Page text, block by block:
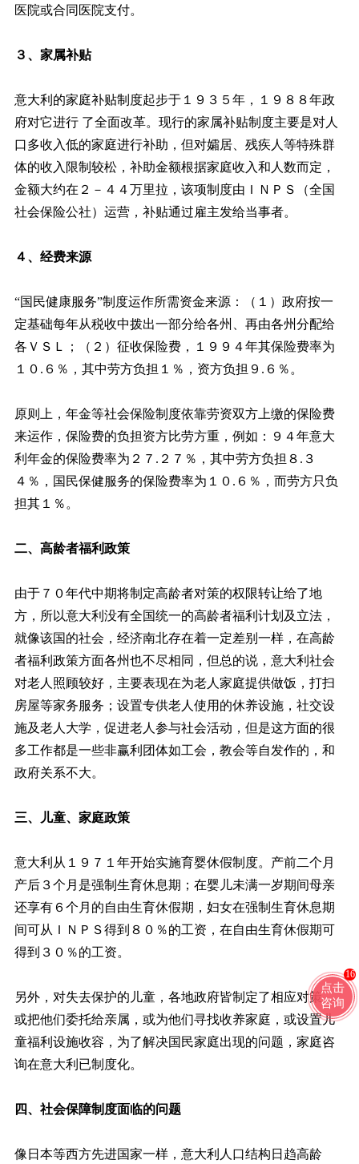
医院或合同医院支付。
３、家属补贴
意大利的家庭补贴制度起步于１９３５年，１９８８年政
府对它进行 了全面改革。现行的家属补贴制度主要是对人
口多收入低的家庭进行补助，但对孀居、残疾人等特殊群
体的收入限制较松，补助金额根据家庭收入和人数而定，
金额大约在２－４４万里拉，该项制度由ＩＮＰＳ（全国
社会保险公社）运营，补贴通过雇主发给当事者。
４、经费来源
“国民健康服务”制度运作所需资金来源：（１）政府按一
定基础每年从税收中拨出一部分给各州、再由各州分配给
各ＶＳＬ；（２）征收保险费，１９９４年其保险费率为
１０.６％，其中劳方负担１％，资方负担９.６％。
原则上，年金等社会保险制度依靠劳资双方上缴的保险费
来运作，保险费的负担资方比劳方重，例如：９４年意大
利年金的保险费率为２７.２７％，其中劳方负担８.３
４％，国民保健服务的保险费率为１０.６％，而劳方只负
担其１％。
二、高龄者福利政策
由于７０年代中期将制定高龄者对策的权限转让给了地
方，所以意大利没有全国统一的高龄者福利计划及立法，
就像该国的社会，经济南北存在着一定差别一样，在高龄
者福利政策方面各州也不尽相同，但总的说，意大利社会
对老人照顾较好，主要表现在为老人家庭提供做饭，打扫
房屋等家务服务；设置专供老人使用的休养设施，社交设
施及老人大学，促进老人参与社会活动，但是这方面的很
多工作都是一些非赢利团体如工会，教会等自发作的，和
政府关系不大。
三、儿童、家庭政策
意大利从１９７１年开始实施育婴休假制度。产前二个月
产后３个月是强制生育休息期；在婴儿未满一岁期间母亲
还享有６个月的自由生育休假期，妇女在强制生育休息期
间可从ＩＮＰＳ得到８０％的工资，在自由生育休假期可
得到３０％的工资。
另外，对失去保护的儿童，各地政府皆制定了相应对策，
或把他们委托给亲属，或为他们寻找收养家庭，或设置儿
童福利设施收容，为了解决国民家庭出现的问题，家庭咨
询在意大利已制度化。
四、社会保障制度面临的问题
像日本等西方先进国家一样，意大利人口结构日趋高龄
点击
咨询
16